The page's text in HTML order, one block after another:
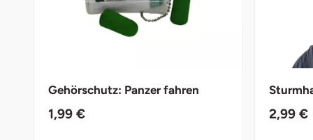
Gehörschutz: Panzer fahren
1,99 € 2,99 €